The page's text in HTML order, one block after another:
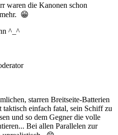
waren die Kanonen schon
😁
^_^
starren Breitseite-Batterien
taktisch einfach fatal, sein Schiff zu
und so dem Gegner die volle
Bei allen Parallelen zur